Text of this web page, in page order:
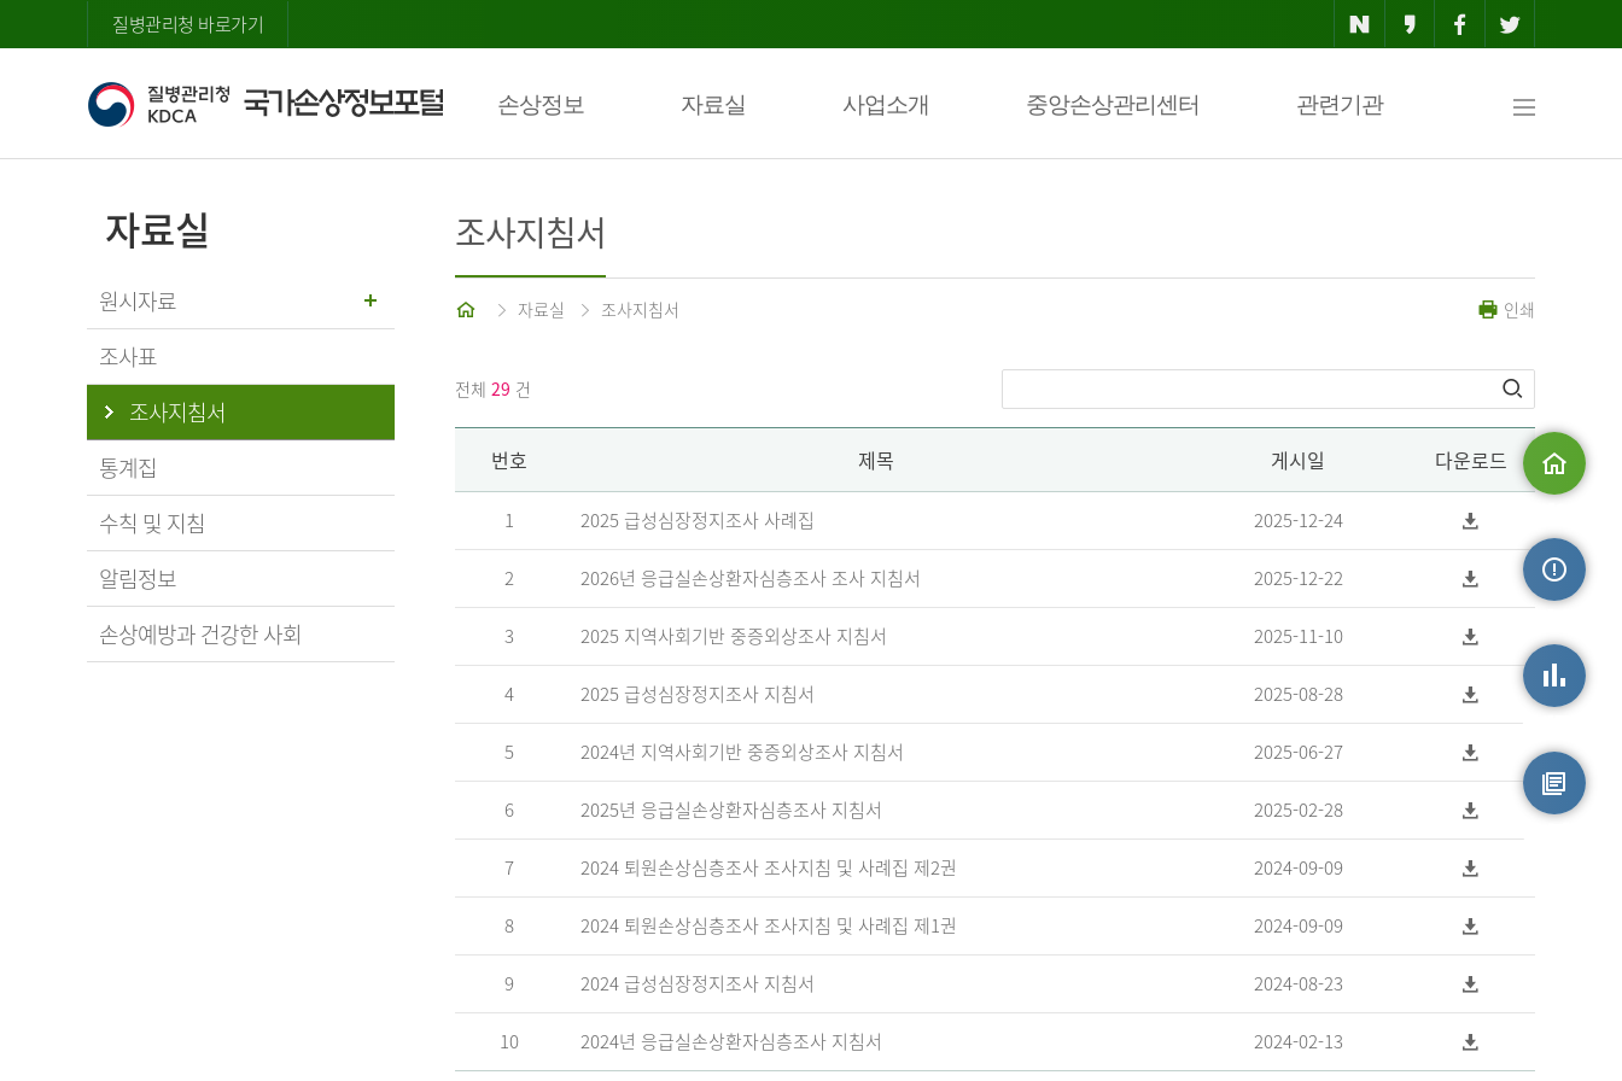
질병관리청 바로가기
손상정보 자료실 사업소개 중앙손상관리센터 관련기관
맵
자료실
원시자료
조사표
조사지침서
통계집
수칙 및 지침
알림정보
손상예방과 건강한 사회
조사지침서
홈 자료실 조사지침서 인쇄
전체 29 건
번호 제목 게시일 다운로드
1 2025 급성심장정지조사 사례집 2025-12-24
2 2026년 응급실손상환자심층조사 조사 지침서 2025-12-22
3 2025 지역사회기반 중증외상조사 지침서 2025-11-10
4 2025 급성심장정지조사 지침서 2025-08-28
5 2024년 지역사회기반 중증외상조사 지침서 2025-06-27
6 2025년 응급실손상환자심층조사 지침서 2025-02-28
7 2024 퇴원손상심층조사 조사지침 및 사례집 제2권 2024-09-09
8 2024 퇴원손상심층조사 조사지침 및 사례집 제1권 2024-09-09
9 2024 급성심장정지조사 지침서 2024-08-23
10 2024년 응급실손상환자심층조사 지침서 2024-02-13